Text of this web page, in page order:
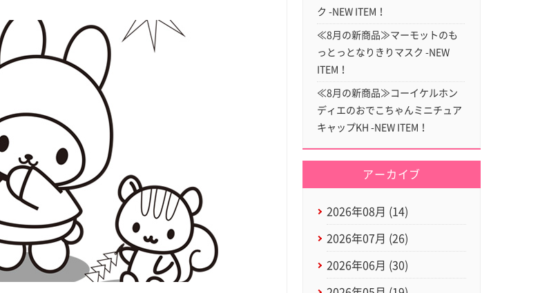
ク -NEW ITEM！
≪8月の新商品≫マーモットのも
っとっとなりきりマスク -NEW
ITEM！
≪8月の新商品≫コーイケルホン
ディエのおでこちゃんミニチュア
キャップKH -NEW ITEM！
アーカイブ
2026年08月 (14)
2026年07月 (26)
2026年06月 (30)